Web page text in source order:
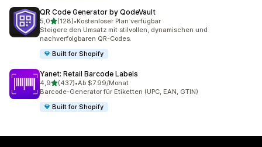
QR Code Generator by QodeVault
5,0von 5 Sternen
(128)
128 Rezensionen insgesamt
•Kostenloser Plan verfügbar
Steigere den Umsatz mit stilvollen, dynamischen und
nachverfolgbaren QR-Codes.
Built for Shopify
Yanet: Retail Barcode Labels
4,9von 5 Sternen
(437)
437 Rezensionen insgesamt
•Ab $7.99/Monat
Barcode-Generator für Etiketten (UPC, EAN, GTIN)
Built for Shopify